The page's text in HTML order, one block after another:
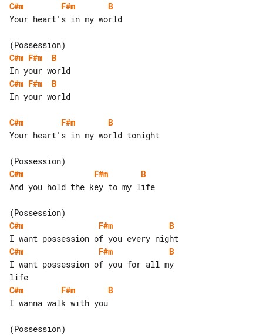
C#m F#m
B
Your heart's in my world
C#m F#m
B
C#m F#m
B
In your world
C#m F#m
B
Your heart's in my world tonight
C#m
F#m
B
And you hold the key to my life
C#m
F#m
B
C#m
F#m
B
I want possession of you for all my
C#m
F#m
B
I wanna walk with you